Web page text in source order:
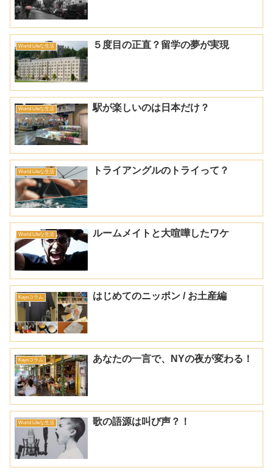
World Lifeな生活 ５度目の正直？留学の夢が実現
World Lifeな生活 駅が楽しいのは日本だけ？
World Lifeな生活 トライアングルのトライって？
World Lifeな生活 ルームメイトと大喧嘩したワケ
Kayoコラム はじめてのニッポン / お土産編
Kayoコラム あなたの一言で、NYの夜が変わる！
World Lifeな生活 歌の語源は叫び声？！